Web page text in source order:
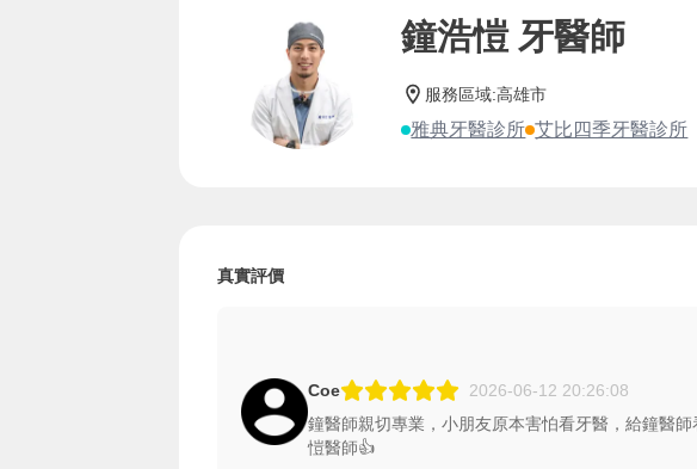
鐘浩愷 牙醫師
服務區域:高雄市
雅典牙醫診所 艾比四季牙醫診所
真實評價
Coe
2026-06-12 20:26:08
鐘醫師親切專業，小朋友原本害怕看牙醫，給鐘醫
愷醫師👍